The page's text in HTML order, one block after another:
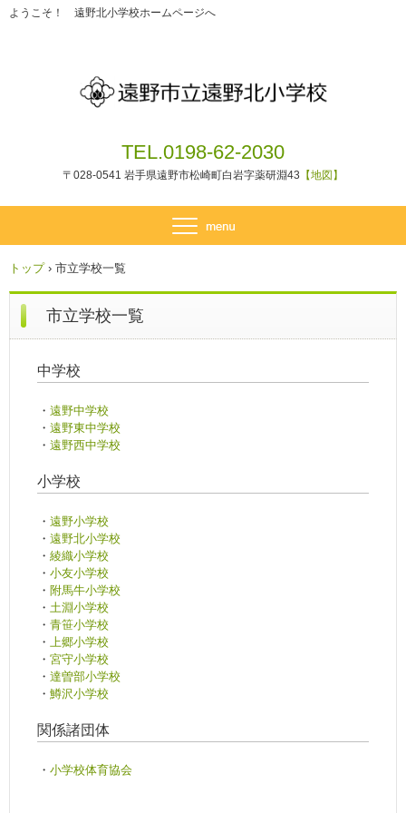
ようこそ！ 遠野北小学校ホームページへ
TEL.0198-62-2030
〒028-0541 岩手県遠野市松崎町白岩字薬研淵43 【地図】
トップ › 市立学校一覧
市立学校一覧
中学校
・遠野中学校
・遠野東中学校
・遠野西中学校
小学校
・遠野小学校
・遠野北小学校
・綾織小学校
・小友小学校
・ 附馬牛小学校
・土淵小学校
・青笹小学校
・上郷小学校
・宮守小学校
・達曽部小学校
・鱒沢小学校
関係諸団体
・小学校体育協会